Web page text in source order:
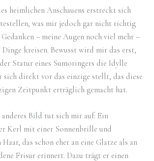
heimlichen Anschauens erstreckt sich
was mir jedoch gar nicht richtig
– meine Augen noch viel mehr –
Dinge kreisen. Bewusst wird mir das erst,
Statur eines Sumoringers die Idylle
sich direkt vor das einzige stellt, das diese
Zeitpunkt erträglich gemacht hat.
Bild tut sich mir auf: Ein
Kerl mit einer Sonnenbrille und
das schon eher an eine Glatze als an
Frisur erinnert. Dazu trägt er einen